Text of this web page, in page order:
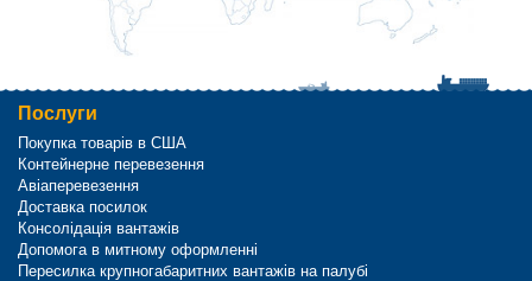
Послуги
Покупка товарів в США
Контейнерне перевезення
Авіаперевезення
Доставка посилок
Консолідація вантажів
Допомога в митному оформленні
Пересилка крупногабаритних вантажів на палубі